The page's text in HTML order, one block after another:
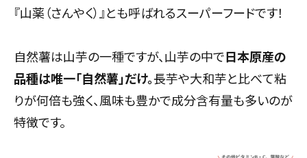
『山薬（さんやく）』とも呼ばれるスーパーフードです！
自然薯は山芋の一種ですが、山芋の中で日本原産の
品種は唯一「自然薯」だけ。長芋や大和芋と比べて粘
りが何倍も強く、風味も豊かで成分含有量も多いのが
特徴です。